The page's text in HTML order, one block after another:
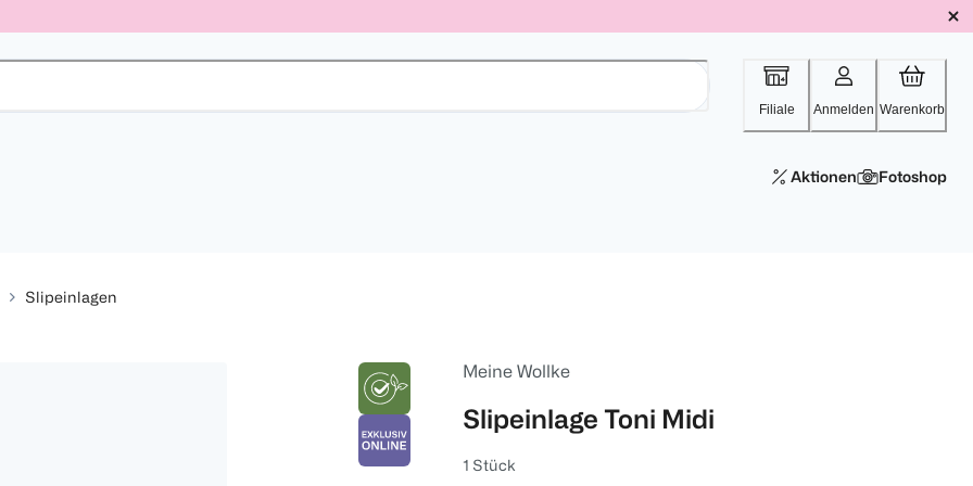
Filiale Anmelden Warenkorb
Aktionen Fotoshop
Slipeinlagen
Meine Wollke
Slipeinlage Toni Midi
1 Stück